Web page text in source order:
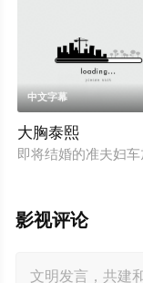
中文字幕
大胸泰熙
即将结婚的准夫妇
影视评论